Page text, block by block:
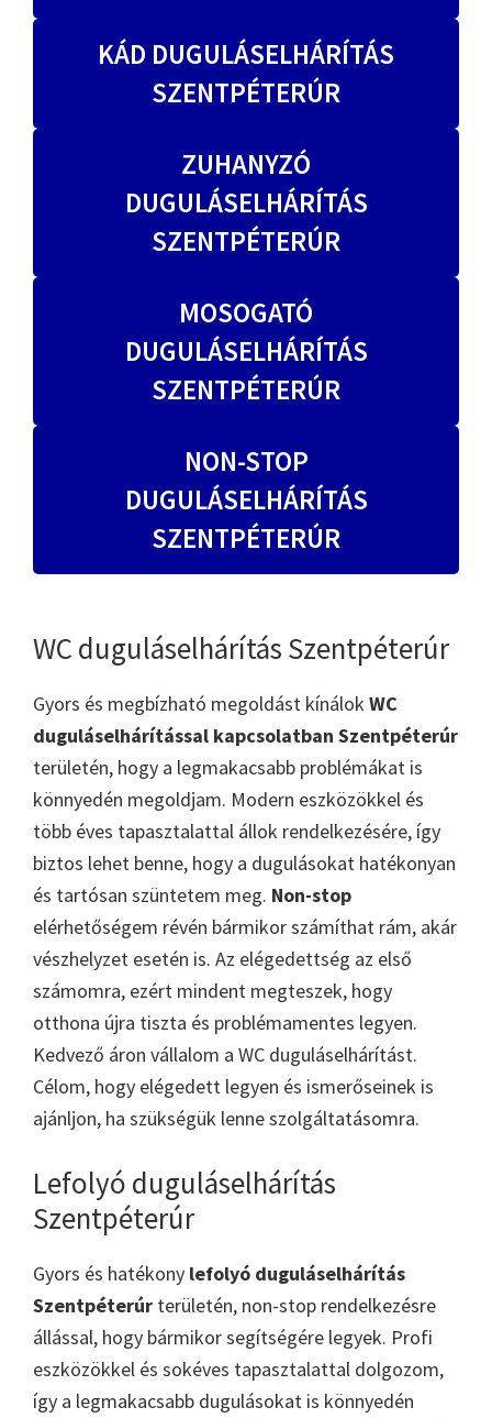
KÁD DUGULÁSELHÁRÍTÁS
SZENTPÉTERÚR
ZUHANYZÓ
DUGULÁSELHÁRÍTÁS
SZENTPÉTERÚR
MOSOGATÓ
DUGULÁSELHÁRÍTÁS
SZENTPÉTERÚR
NON-STOP
DUGULÁSELHÁRÍTÁS
SZENTPÉTERÚR
WC duguláselhárítás Szentpéterúr
Gyors és megbízható megoldást kínálok WC
duguláselhárítással kapcsolatban Szentpéterúr
területén, hogy a legmakacsabb problémákat is
könnyedén megoldjam. Modern eszközökkel és
több éves tapasztalattal állok rendelkezésére, így
biztos lehet benne, hogy a dugulásokat hatékonyan
és tartósan szüntetem meg. Non-stop
elérhetőségem révén bármikor számíthat rám, akár
vészhelyzet esetén is. Az elégedettség az első
számomra, ezért mindent megteszek, hogy
otthona újra tiszta és problémamentes legyen.
Kedvező áron vállalom a WC duguláselhárítást.
Célom, hogy elégedett legyen és ismerőseinek is
ajánljon, ha szükségük lenne szolgáltatásomra.
Lefolyó duguláselhárítás
Szentpéterúr
Gyors és hatékony lefolyó duguláselhárítás
Szentpéterúr területén, non-stop rendelkezésre
állással, hogy bármikor segítségére legyek. Profi
eszközökkel és sokéves tapasztalattal dolgozom,
így a legmakacsabb dugulásokat is könnyedén